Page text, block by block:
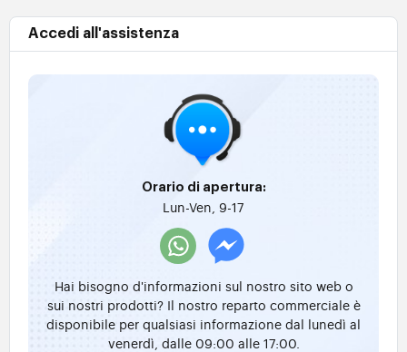
Accedi all'assistenza
Orario di apertura:
Lun-Ven, 9-17
Hai bisogno d'informazioni sul nostro sito web o
sui nostri prodotti? Il nostro reparto commerciale è
disponibile per qualsiasi informazione dal lunedì al
venerdì, dalle 09:00 alle 17:00.